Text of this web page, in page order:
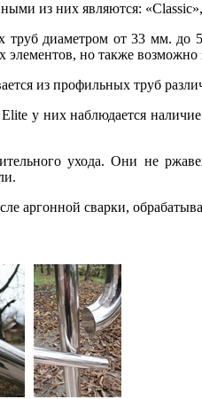
из них являются:
труб диаметром от 33 мм.
но также возможно
из профильных труб
у них наблюдается
ухода. Они не
аргонной сварки,